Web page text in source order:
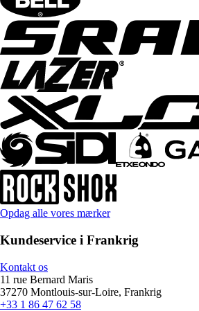
Opdag alle vores mærker
Kundeservice i Frankrig
Kontakt os
11 rue Bernard Maris
37270 Montlouis-sur-Loire, Frankrig
+33 1 86 47 62 58